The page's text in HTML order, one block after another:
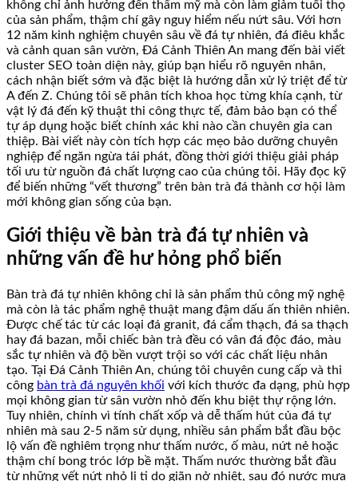
không chỉ ảnh hưởng đến thẩm mỹ mà còn làm giảm tuổi thọ
của sản phẩm, thậm chí gây nguy hiểm nếu nứt sâu. Với hơn
12 năm kinh nghiệm chuyên sâu về đá tự nhiên, đá điêu khắc
và cảnh quan sân vườn, Đá Cảnh Thiên An mang đến bài viết
cluster SEO toàn diện này, giúp bạn hiểu rõ nguyên nhân,
cách nhận biết sớm và đặc biệt là hướng dẫn xử lý triệt để từ
A đến Z. Chúng tôi sẽ phân tích khoa học từng khía cạnh, từ
vật lý đá đến kỹ thuật thi công thực tế, đảm bảo bạn có thể
tự áp dụng hoặc biết chính xác khi nào cần chuyên gia can
thiệp. Bài viết này còn tích hợp các mẹo bảo dưỡng chuyên
nghiệp để ngăn ngừa tái phát, đồng thời giới thiệu giải pháp
tối ưu từ nguồn đá chất lượng cao của chúng tôi. Hãy đọc kỹ
để biến những “vết thương” trên bàn trà đá thành cơ hội làm
mới không gian sống của bạn.
Giới thiệu về bàn trà đá tự nhiên và
những vấn đề hư hỏng phổ biến
Bàn trà đá tự nhiên không chỉ là sản phẩm thủ công mỹ nghệ
mà còn là tác phẩm nghệ thuật mang đậm dấu ấn thiên nhiên.
Được chế tác từ các loại đá granit, đá cẩm thạch, đá sa thạch
hay đá bazan, mỗi chiếc bàn trà đều có vân đá độc đáo, màu
sắc tự nhiên và độ bền vượt trội so với các chất liệu nhân
tạo. Tại Đá Cảnh Thiên An, chúng tôi chuyên cung cấp và thi
công bàn trà đá nguyên khối với kích thước đa dạng, phù hợp
mọi không gian từ sân vườn nhỏ đến khu biệt thự rộng lớn.
Tuy nhiên, chính vì tính chất xốp và dễ thấm hút của đá tự
nhiên mà sau 2-5 năm sử dụng, nhiều sản phẩm bắt đầu bộc
lộ vấn đề nghiêm trọng như thấm nước, ố màu, nứt nẻ hoặc
thậm chí bong tróc lớp bề mặt. Thấm nước thường bắt đầu
từ những vết nứt nhỏ li ti do giãn nở nhiệt, sau đó nước mưa